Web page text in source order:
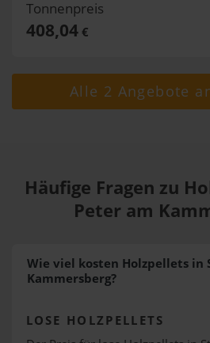
Tonnenpreis
408,04€
Alle 2 Angebote
Häufige Fragen zu
Peter am
Wie viel kosten Holzpellets in
Kammersberg?
LOSE HOLZPELLETS